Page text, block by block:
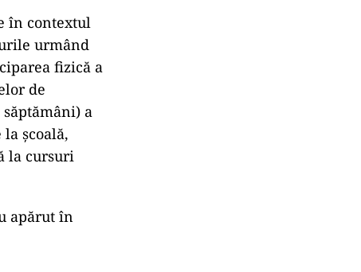
în contextul
urmând
fizică a
de
a
școală,
la cursuri
apărut în